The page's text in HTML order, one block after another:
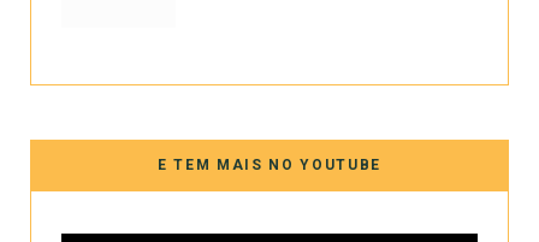
E TEM MAIS NO YOUTUBE